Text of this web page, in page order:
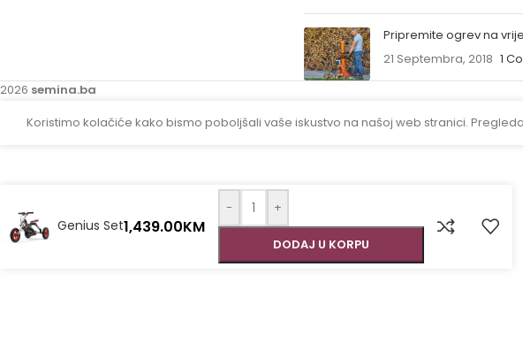
Pripremite ogrev na
21 Septembra, 2018 1
2026 semina.ba
Koristimo kolačiće kako bismo poboljšali vaše iskustvo na našoj web stranici.
Genius Set1,439.00KM
- +
DODAJ U KORPU